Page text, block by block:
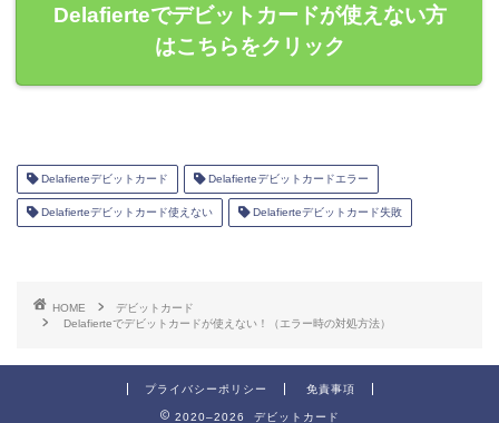
Delafierteでデビットカードが使えない方
はこちらをクリック
Delafierteデビットカード Delafierteデビットカードエラー
Delafierteデビットカード使えない Delafierteデビットカード失敗
HOME
デビットカード
Delafierteでデビットカードが使えない！（エラー時の対処方法）
プライバシーポリシー 免責事項
2020–2026 デビットカード